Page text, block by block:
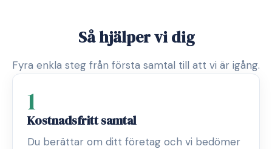
Så hjälper vi dig
Fyra enkla steg från första samtal till att vi är igång.
1
Kostnadsfritt samtal
Du berättar om ditt företag och vi bedömer